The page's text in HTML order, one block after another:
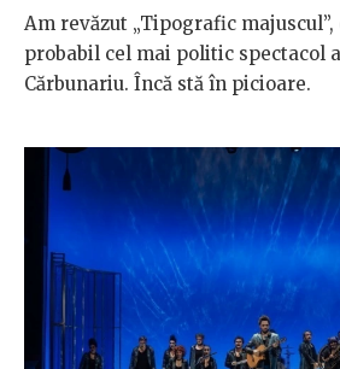
Am revăzut „Tipografic majuscul”,
probabil cel mai politic spectacol
Cărbunariu. Încă stă în picioare.